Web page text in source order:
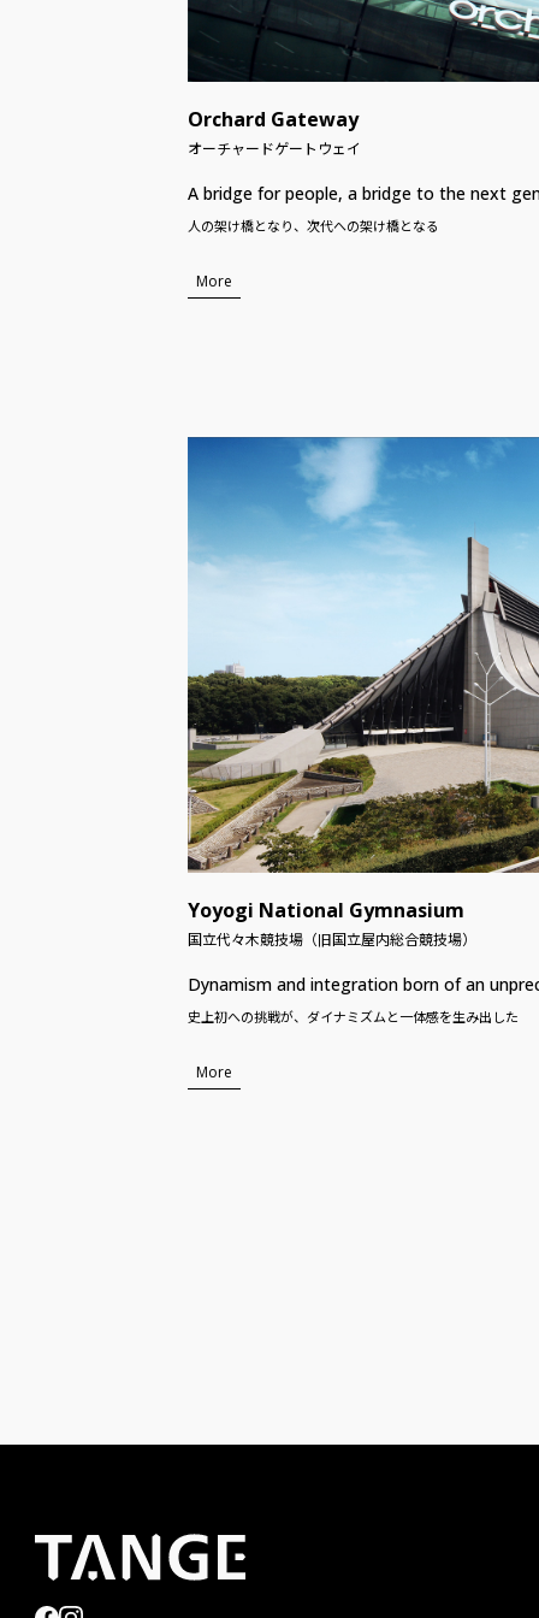
Orchard Gateway
オーチャードゲートウェイ
A bridge for people, a bridge to the next
人の架け橋となり、次代への架け橋となる
More
Yoyogi National Gymnasium
国立代々木競技場（旧国立屋内総合競技場）
Dynamism and integration born of an
史上初への挑戦が、ダイナミズムと一体感を生み出した
More